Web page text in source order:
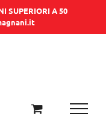
SUPERIORI A 50